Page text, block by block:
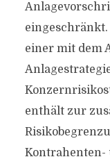
eingeschränkt.
einer mit dem
enthält zur
Kontrahenten-